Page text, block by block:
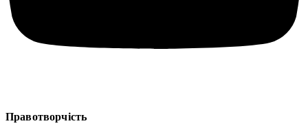
Правотворчість